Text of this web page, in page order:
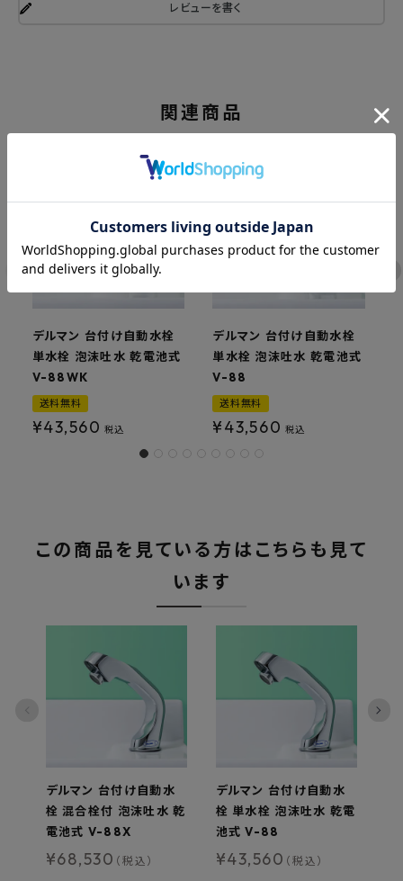
レビューを書く
関連商品
デルマン 台付け自動水栓
単水栓 泡沫吐水 乾電池式
V-88WK
送料無料
¥43,560 税込
デルマン 台付け自動水栓
単水栓 泡沫吐水 乾電池式
V-88
送料無料
¥43,560 税込
この商品を見ている方はこちらも見て
います
デルマン 台付け自動水
栓 混合栓付 泡沫吐水 乾
電池式 V-88X
¥68,530 （税込）
デルマン 台付け自動水
栓 単水栓 泡沫吐水 乾電
池式 V-88
¥43,560 （税込）